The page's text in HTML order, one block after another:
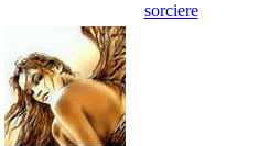
sorciere